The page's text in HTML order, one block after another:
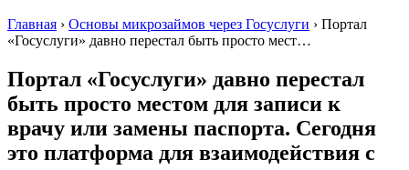
Главная › Основы микрозаймов через Госуслуги › Портал
«Госуслуги» давно перестал быть просто мест…
Портал «Госуслуги» давно перестал
быть просто местом для записи к
врачу или замены паспорта. Сегодня
это платформа для взаимодействия с